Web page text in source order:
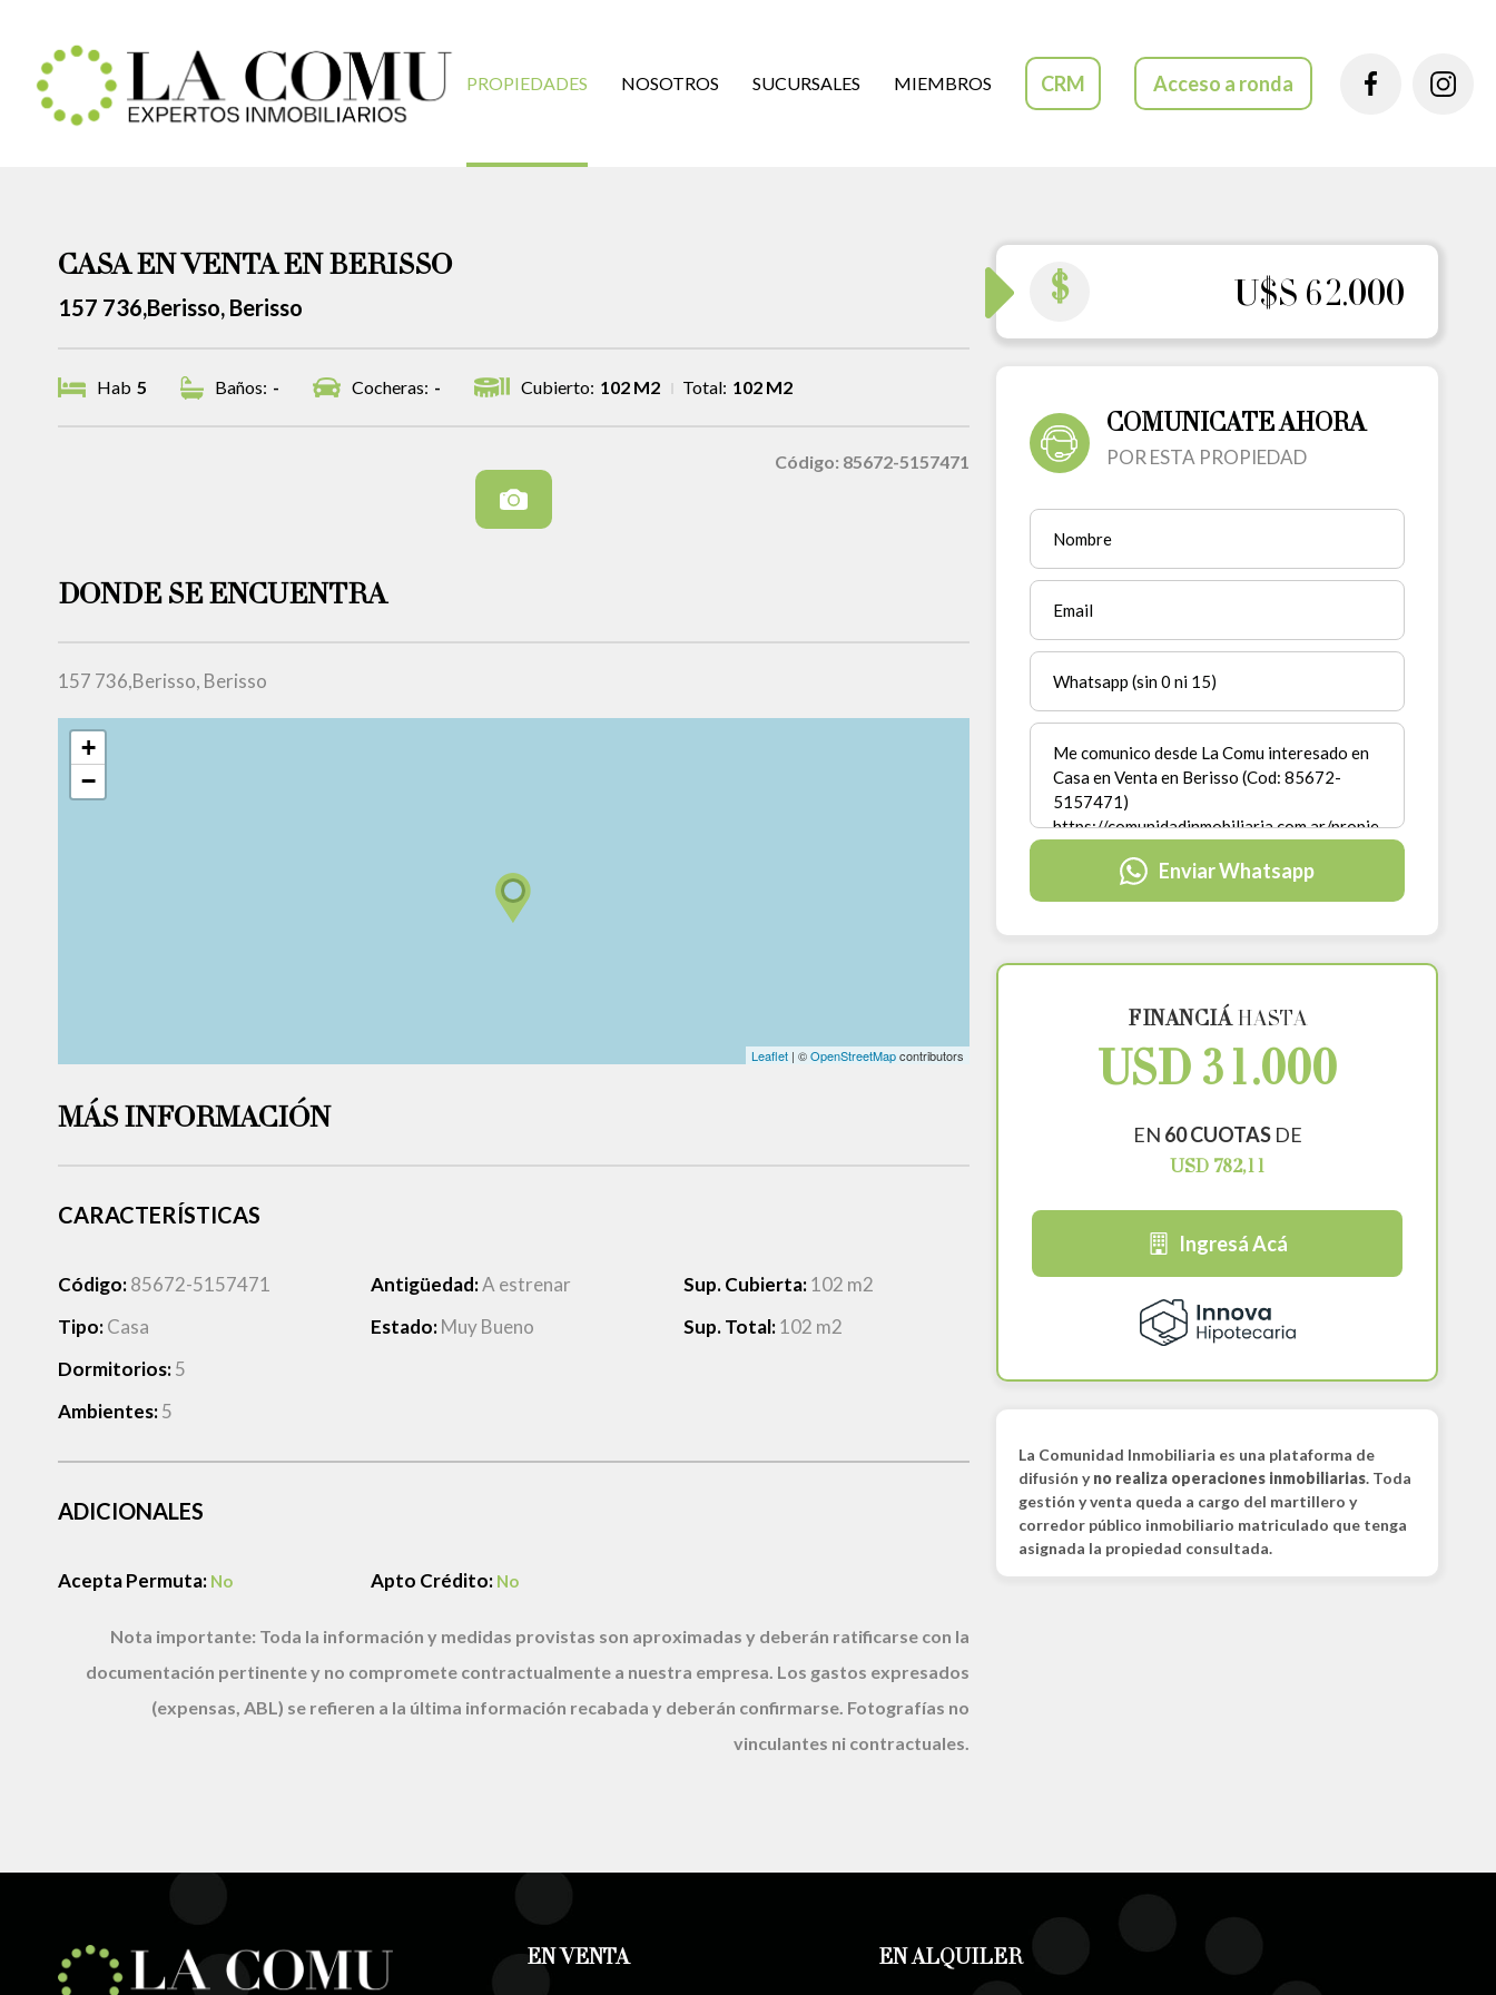
PROPIEDADES NOSOTROS SUCURSALES MIEMBROS CRM Acceso a ronda
CASA EN VENTA EN BERISSO
157 736,Berisso, Berisso
Hab 5 Baños: - Cocheras: - Cubierto: 102 M2 Total: 102 M2
Código: 85672-5157471
DONDE SE ENCUENTRA
157 736,Berisso, Berisso
+
−
Leaflet| ©OpenStreetMapcontributors
MÁS INFORMACIÓN
CARACTERÍSTICAS
Código:85672-5157471
Tipo:Casa
Dormitorios:5
Ambientes:5
Antigüedad:A estrenar
Estado:Muy Bueno
Sup. Cubierta:102 m2
Sup. Total:102 m2
ADICIONALES
Acepta Permuta: No Apto Crédito: No
Nota importante: Toda la información y medidas provistas son aproximadas y deberán ratificarse con la
documentación pertinente y no compromete contractualmente a nuestra empresa. Los gastos expresados
(expensas, ABL) se refieren a la última información recabada y deberán confirmarse. Fotografías no
vinculantes ni contractuales.
$ U$S 62.000
COMUNICATE AHORA
POR ESTA PROPIEDAD
Enviar Whatsapp
FINANCIÁHASTA
USD 31.000
EN 60 CUOTASDE
USD 782,11
Ingresá Acá
La Comunidad Inmobiliaria es una plataforma de
difusión yno realiza operaciones inmobiliarias. Toda
gestión y venta queda a cargo del martillero y
corredor público inmobiliario matriculado que tenga
asignada la propiedad consultada.
EN VENTA EN ALQUILER